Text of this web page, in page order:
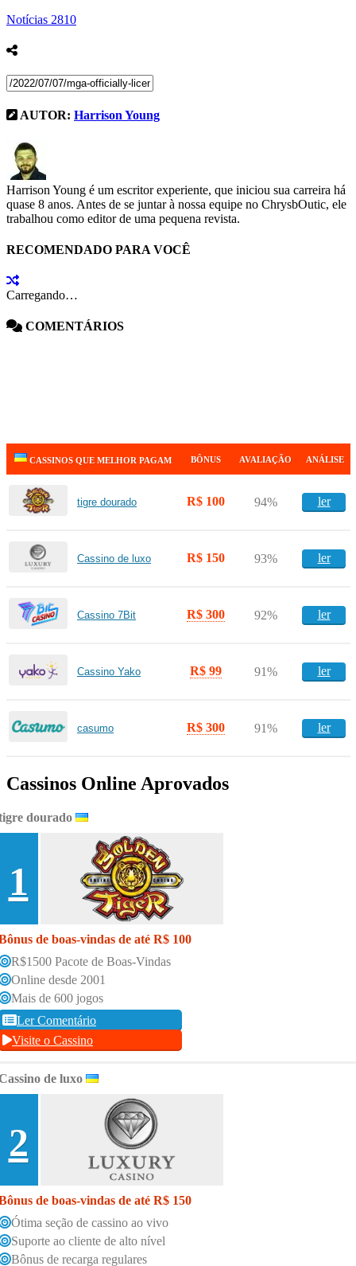
Notícias 2810
AUTOR: Harrison Young
Harrison Young é um escritor experiente, que iniciou sua carreira há
quase 8 anos. Antes de se juntar à nossa equipe no ChrysbOutic, ele
trabalhou como editor de uma pequena revista.
RECOMENDADO PARA VOCÊ
Carregando…
COMENTÁRIOS
CASSINOS QUE MELHOR PAGAM BÔNUS AVALIAÇÃO ANÁLISE
tigre dourado R$ 100 94% ler
Cassino de luxo R$ 150 93% ler
Cassino 7Bit R$ 300 92% ler
Cassino Yako R$ 99 91% ler
casumo R$ 300 91% ler
Cassinos Online Aprovados
dourado
1
de boas-vindas de até R$ 100
R$1500 Pacote de Boas-Vindas
Online desde 2001
Mais de 600 jogos
Ler Comentário
Visite o Cassino
de luxo
2
de boas-vindas de até R$ 150
Ótima seção de cassino ao vivo
Suporte ao cliente de alto nível
Bônus de recarga regulares